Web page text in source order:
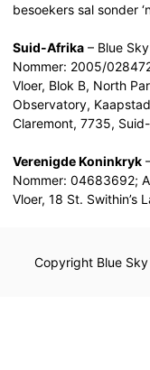
besoekers sal sonder
Suid-Afrika – Blue
Nommer: 2005/
Vloer, Blok B, North
Observatory,
Claremont, 7735,
Verenigde Koninkryk
Nommer: 04683692;
Vloer, 18 St. Swithin’s
Copyright Blue